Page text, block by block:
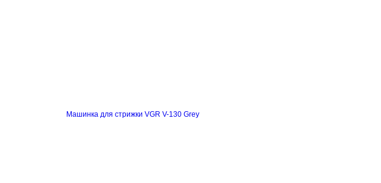
Машинка для стрижки VGR V-130 Grey